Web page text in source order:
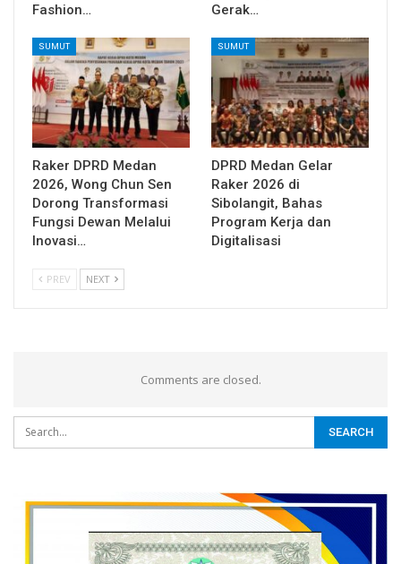
Fashion…
Gerak…
SUMUT
Raker DPRD Medan
2026, Wong Chun Sen
Dorong Transformasi
Fungsi Dewan Melalui
Inovasi…
SUMUT
DPRD Medan Gelar
Raker 2026 di
Sibolangit, Bahas
Program Kerja dan
Digitalisasi
PREV NEXT
Comments are closed.